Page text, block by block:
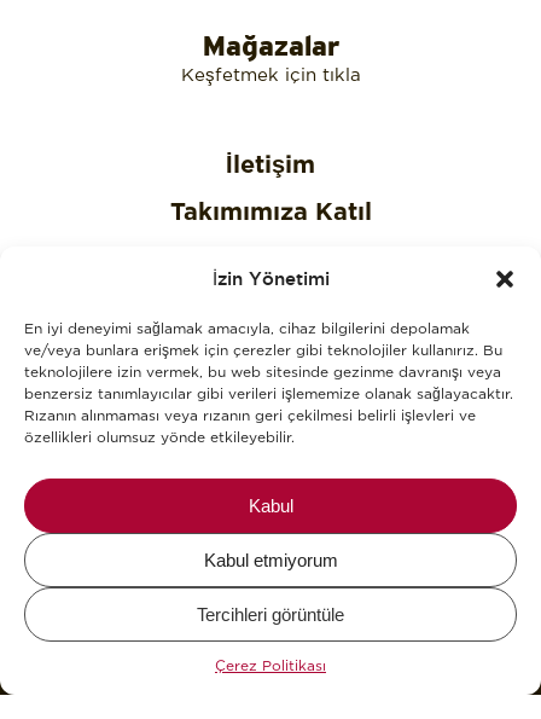
İzin Yönetimi
En iyi deneyimi sağlamak amacıyla, cihaz bilgilerini depolamak
ve/veya bunlara erişmek için çerezler gibi teknolojiler kullanırız. Bu
teknolojilere izin vermek, bu web sitesinde gezinme davranışı veya
benzersiz tanımlayıcılar gibi verileri işlememize olanak sağlayacaktır.
Rızanın alınmaması veya rızanın geri çekilmesi belirli işlevleri ve
özellikleri olumsuz yönde etkileyebilir.
Kabul
Kabul etmiyorum
Tercihleri ​​görüntüle
Çerez Politikası
Mağazalar
Keşfetmek için tıkla
İletişim
Takımımıza Katıl
KVKK Aydınlatma Metni
KVKK Açık Rıza Onay Metni
Alerjenler
Blog
Design and Development by
KCAN Co.